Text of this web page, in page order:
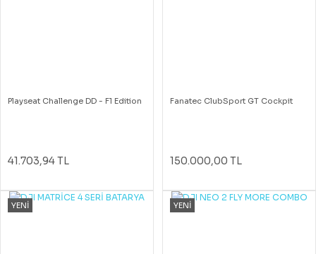
Playseat Challenge DD - F1 Edition
41.703,94 TL
Fanatec ClubSport GT Cockpit
150.000,00 TL
YENİ YENİ